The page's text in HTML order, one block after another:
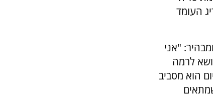
שריג העומד
"אני
לרמה
הוא מסביב